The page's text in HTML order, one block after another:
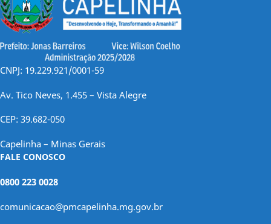
CNPJ: 19.229.921/0001-59
Av. Tico Neves, 1.455 – Vista Alegre
CEP: 39.682-050
Capelinha – Minas Gerais
FALE CONOSCO
0800 223 0028
comunicacao@pmcapelinha.mg.gov.br